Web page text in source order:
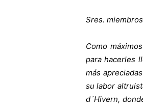
Sres.
Como
para hacerles
más
su labor
d´Hivern,